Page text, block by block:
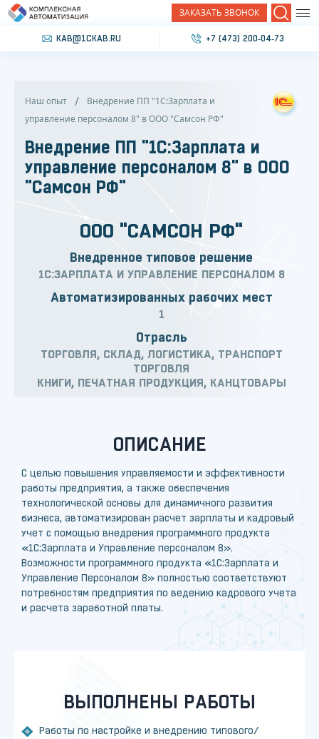
ЗАКАЗАТЬ ЗВОНОК Поиск
KAB@1CKAB.RU +7 (473) 200‐04‐73
Наш опыт
Внедрение ПП "1С:Зарплата и
управление персоналом 8" в ООО "Самсон РФ"
Внедрение ПП "1С:Зарплата и
управление персоналом 8" в ООО
"Самсон РФ"
ООО "САМСОН РФ"
Внедренное типовое решение
1С:ЗАРПЛАТА И УПРАВЛЕНИЕ ПЕРСОНАЛОМ 8
Автоматизированных рабочих мест
1
Отрасль
ТОРГОВЛЯ, СКЛАД, ЛОГИСТИКА, ТРАНСПОРТ
ТОРГОВЛЯ
КНИГИ, ПЕЧАТНАЯ ПРОДУКЦИЯ, КАНЦТОВАРЫ
ОПИСАНИЕ
С целью повышения управляемости и эффективности
работы предприятия, а также обеспечения
технологической основы для динамичного развития
бизнеса, автоматизирован расчет зарплаты и кадровый
учет с помощью внедрения программного продукта
«1С:Зарплата и Управление персоналом 8».
Возможности программного продукта «1С:Зарплата и
Управление Персоналом 8» полностью соответствуют
потребностям предприятия по ведению кадрового учета
и расчета заработной платы.
ВЫПОЛНЕНЫ РАБОТЫ
Работы по настройке и внедрению типового/